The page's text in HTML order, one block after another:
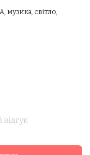
музика, світло,